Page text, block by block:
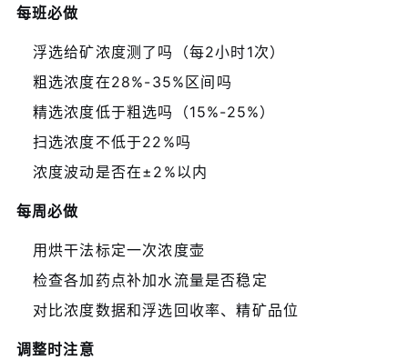
每班必做
浮选给矿浓度测了吗（每2小时1次）
粗选浓度在28%-35%区间吗
精选浓度低于粗选吗（15%-25%）
扫选浓度不低于22%吗
浓度波动是否在±2%以内
每周必做
用烘干法标定一次浓度壶
检查各加药点补加水流量是否稳定
对比浓度数据和浮选回收率、精矿品位
调整时注意